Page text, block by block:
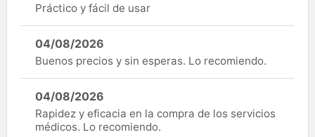
Práctico y fácil de usar
04/08/2026
Buenos precios y sin esperas. Lo recomiendo.
04/08/2026
Rapidez y eficacia en la compra de los servicios
médicos. Lo recomiendo.